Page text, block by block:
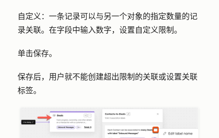
自定义 ：一条记录可以与另一个对象的指定数量的记
录关联。在字段中输入数字，设置自定义限制。
单击保存。
保存后，用户就不能创建超出限制的关联或设置关联
标签。